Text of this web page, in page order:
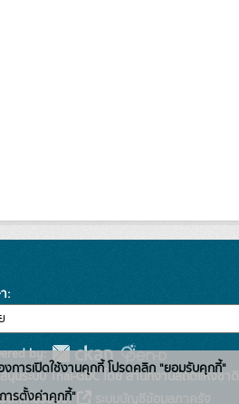
by:
นุนระบบ Thai-GDC โดย สำนักงานสถิติแห่งชาติ
ซต์ที่เกี่ยวข้อง:
การเปิดใช้งานคุกกี้ โปรดคลิก "ยอมรับคุกกี้"
ารตั้งค่าคุกกี้"